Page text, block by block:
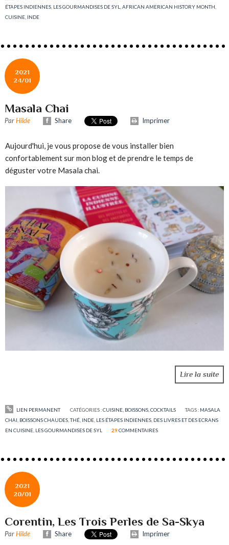
ÉTAPES INDIENNES LES GOURMANDISES DE SYL ,AFRICAN AMERICAN HISTORY MONTH
CUISINE INDE
2021
24/01
Masala Chai
Par Hilde Share Imprimer
Aujourd'hui, je vous propose de vous installer bien
confortablement sur mon blog et de prendre le temps de
déguster votre Masala chai.
Lire la suite
LIEN PERMANENT CATÉGORIES :CUISINE, BOISSONS, COCKTAILS TAGS : MASALA
CHAI BOISSONS CHAUDES ,THÉ INDE LES ÉTAPES INDIENNES DES LIVRES ET DES ECRANS
EN CUISINE LES GOURMANDISES DE SYL 29COMMENTAIRES
2021
20/01
Corentin, Les Trois Perles de Sa-Skya
Par Hilde Share Imprimer